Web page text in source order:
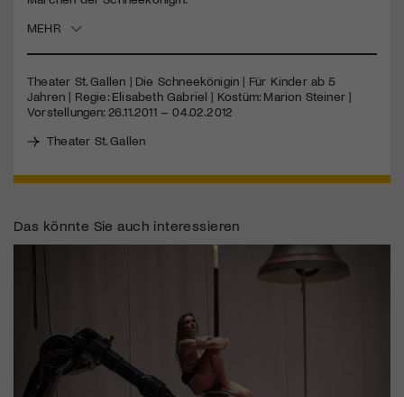
MEHR
Theater St. Gallen | Die Schneekönigin | Für Kinder ab 5
Jahren | Regie: Elisabeth Gabriel | Kostüm: Marion Steiner |
Vorstellungen: 26.11.2011 – 04.02.2012
Theater St. Gallen
Das könnte Sie auch interessieren